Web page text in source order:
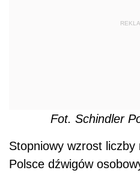
Fot. Schindler
Stopniowy wzrost
Polsce dźwigów